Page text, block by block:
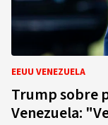
EEUU VENEZUELA
Trump sobre
Venezuela: